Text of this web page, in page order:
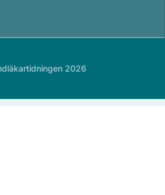
2026